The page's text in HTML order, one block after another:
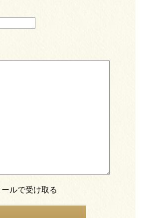
ルで受け取る